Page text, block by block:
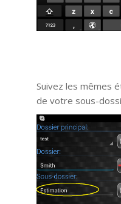
Suivez les mêmes
de votre sous-